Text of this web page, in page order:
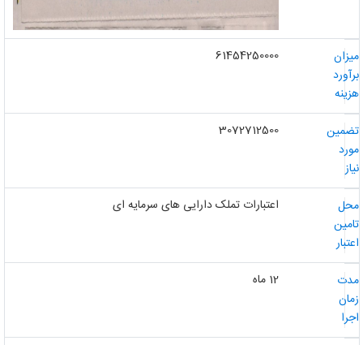
61454250000
3072712500
اعتبارات تملک دارایی های سرمایه ای
12 ماه